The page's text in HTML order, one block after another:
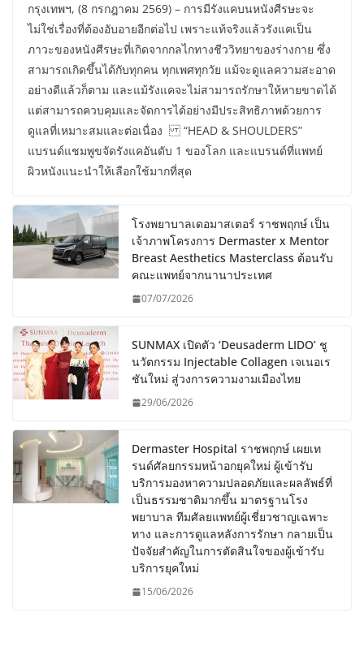
กรุงเทพฯ, (8 กรกฎาคม 2569) – การมีรังแคบนหนังศีรษะจะ
ไม่ใช่เรื่องที่ต้องอับอายอีกต่อไป เพราะแท้จริงแล้วรังแคเป็น
ภาวะของหนังศีรษะที่เกิดจากกลไกทางชีววิทยาของร่างกาย ซึ่ง
สามารถเกิดขึ้นได้กับทุกคน ทุกเพศทุกวัย แม้จะดูแลความสะอาด
อย่างดีแล้วก็ตาม และแม้รังแคจะไม่สามารถรักษาให้หายขาดได้
แต่สามารถควบคุมและจัดการได้อย่างมีประสิทธิภาพด้วยการ
ดูแลที่เหมาะสมและต่อเนื่อง “HEAD & SHOULDERS”
แบรนด์แชมพูขจัดรังแคอันดับ 1 ของโลก และแบรนด์ที่แพทย์
ผิวหนังแนะนำให้เลือกใช้มากที่สุด
โรงพยาบาลเดอมาสเตอร์ ราชพฤกษ์ เป็น
เจ้าภาพโครงการ Dermaster x Mentor
Breast Aesthetics Masterclass ต้อนรับ
คณะแพทย์จากนานาประเทศ
07/07/2026
SUNMAX เปิดตัว ‘Deusaderm LIDO’ ชู
นวัตกรรม Injectable Collagen เจเนอเร
ชันใหม่ สู่วงการความงามเมืองไทย
29/06/2026
Dermaster Hospital ราชพฤกษ์ เผยเท
รนด์ศัลยกรรมหน้าอกยุคใหม่ ผู้เข้ารับ
บริการมองหาความปลอดภัยและผลลัพธ์ที่
เป็นธรรมชาติมากขึ้น มาตรฐานโรง
พยาบาล ทีมศัลยแพทย์ผู้เชี่ยวชาญเฉพาะ
ทาง และการดูแลหลังการรักษา กลายเป็น
ปัจจัยสำคัญในการตัดสินใจของผู้เข้ารับ
บริการยุคใหม่
15/06/2026